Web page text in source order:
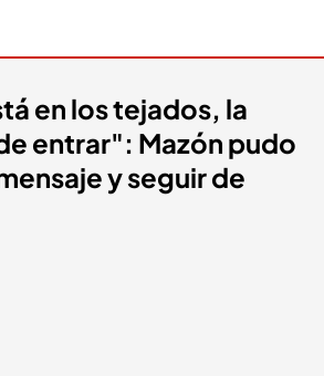
en los tejados, la
entrar": Mazón pudo
y seguir de